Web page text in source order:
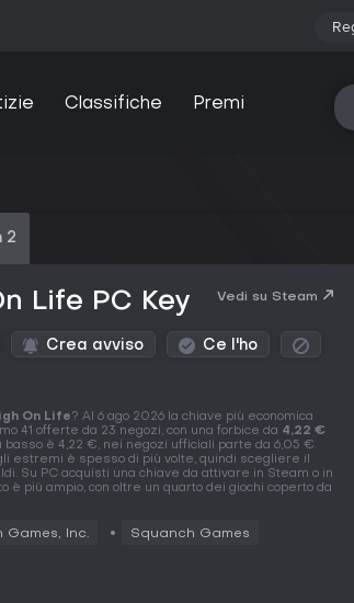
Classifiche Premi
2
Life PC Key Vedi su Steam
Crea avviso Ce l'ho
On Life? Al 6 ago 2026 la chiave più economica
41 offerte da 23 negozi, con una forbice da 4,22 €
basso è 4,22 €, nei negozi ufficiali parte da 6,05 €.
estremi è spesso di più volte, quindi scegliere il
Su PC acquisti una chiave da attivare in Steam o in
è più ampio, con oltre un quarto dei giochi coperto da
Games, Inc. Squanch Games